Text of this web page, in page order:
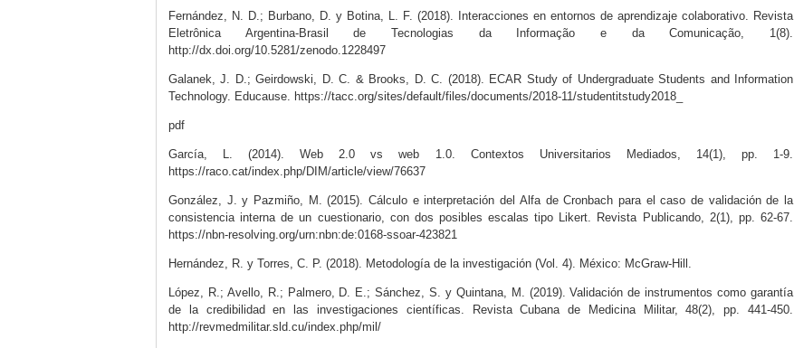
Fernández, N. D.; Burbano, D. y Botina, L. F. (2018). Interacciones en entornos de aprendizaje colaborativo. Revista
Eletrônica Argentina-Brasil de Tecnologias da Informação e da Comunicação, 1(8).
http://dx.doi.org/10.5281/zenodo.1228497
Galanek, J. D.; Geirdowski, D. C. & Brooks, D. C. (2018). ECAR Study of Undergraduate Students and Information
Technology. Educause. https://tacc.org/sites/default/files/documents/2018-11/studentitstudy2018_
pdf
García, L. (2014). Web 2.0 vs web 1.0. Contextos Universitarios Mediados, 14(1), pp. 1-9.
https://raco.cat/index.php/DIM/article/view/76637
González, J. y Pazmiño, M. (2015). Cálculo e interpretación del Alfa de Cronbach para el caso de validación de la
consistencia interna de un cuestionario, con dos posibles escalas tipo Likert. Revista Publicando, 2(1), pp. 62-67.
https://nbn-resolving.org/urn:nbn:de:0168-ssoar-423821
Hernández, R. y Torres, C. P. (2018). Metodología de la investigación (Vol. 4). México: McGraw-Hill.
López, R.; Avello, R.; Palmero, D. E.; Sánchez, S. y Quintana, M. (2019). Validación de instrumentos como garantía
de la credibilidad en las investigaciones científicas. Revista Cubana de Medicina Militar, 48(2), pp. 441-450.
http://revmedmilitar.sld.cu/index.php/mil/